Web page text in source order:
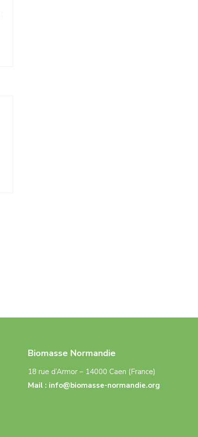
Biomasse Normandie
18 rue d’Armor – 14000 Caen (France)
Mail : info@biomasse-normandie.org